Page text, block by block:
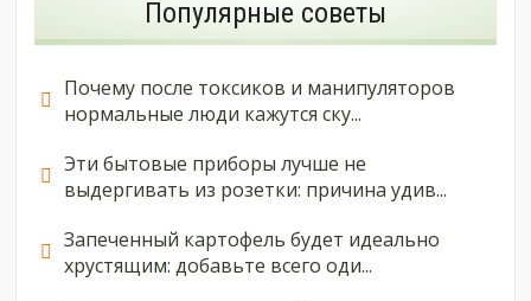
Популярные советы
Почему после токсиков и манипуляторов
нормальные люди кажутся ску...
Эти бытовые приборы лучше не
выдергивать из розетки: причина удив...
Запеченный картофель будет идеально
хрустящим: добавьте всего оди...